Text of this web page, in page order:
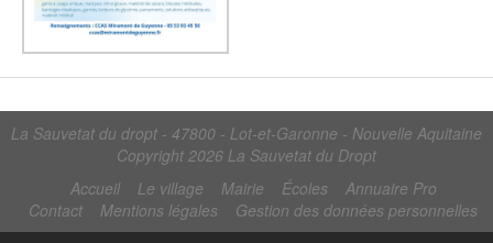
La Sauvetat du dropt - 47800 - Lot-et-Garonne - Nouvelle Aquitaine
Copyright 2026 La Sauvetat du Dropt
Accueil
Le village Mairie Écoles
Annuaire Pro
Contact
Mentions légales Gestion des données personnelles